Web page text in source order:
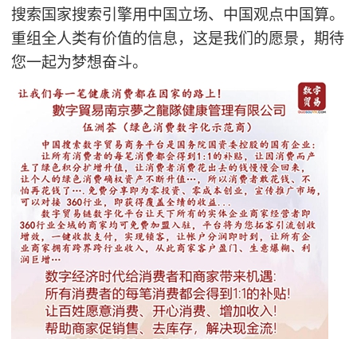
搜索国家搜索引擎用中国立场、中国观点中国算。
重组全人类有价值的信息，这是我们的愿景，期待
您一起为梦想奋斗。